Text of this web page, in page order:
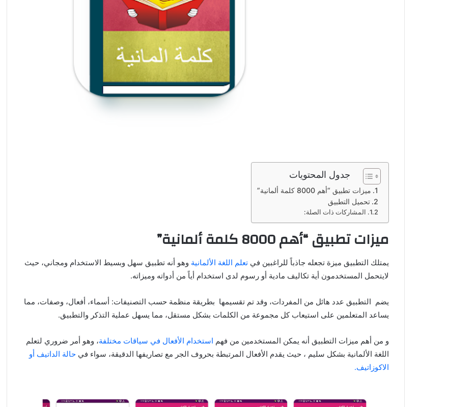
جدول المحتويات
ميزات تطبيق “أهم 8000 كلمة ألمانية”
تحميل التطبيق
المشاركات ذات الصلة:
ميزات تطبيق “أهم 8000 كلمة ألمانية”
يمتلك التطبيق ميزة تجعله جاذباً للراغبين في تعلم اللغة الألمانية وهو أنه تطبيق سهل وبسيط الاستخدام ومجاني، حيث
لايتحمل المستخدمون أية تكاليف مادية أو رسوم لدى استخدام أياً من أدواته وميزاته.
يضم التطبيق عدد هائل من المفردات، وقد تم تقسيمها بطريقة منظمة حسب التصنيفات: أسماء، أفعال، وصفات، مما
يساعد المتعلمين على استيعاب كل مجموعة من الكلمات بشكل مستقل، مما يسهل عملية التذكر والتطبيق.
و من أهم ميزات التطبيق أنه يمكن المستخدمين من فهم استخدام الأفعال في سياقات مختلفة، وهو أمر ضروري لتعلم
اللغة الألمانية بشكل سليم ، حيث يقدم الأفعال المرتبطة بحروف الجر مع تصاريفها الدقيقة، سواء في حالة الداتيف أو
الاكوزاتيف.